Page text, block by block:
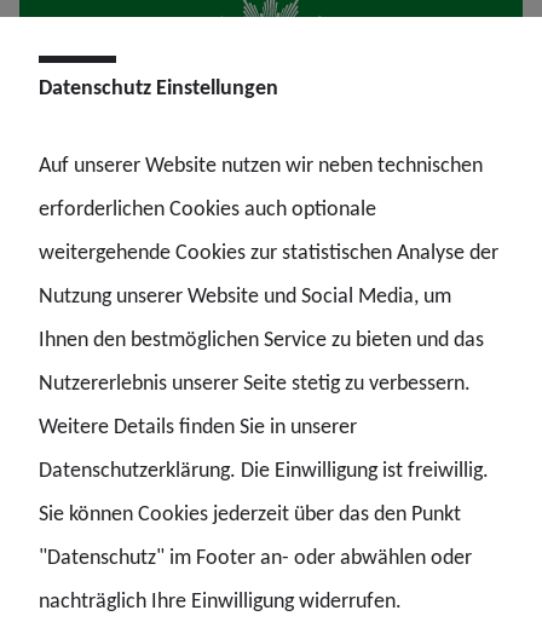
CSAM umfasst Inhalte, die sexuellen Missbrauch von
Kindern darstellen. GdP-Vize Alexander Poitz erklärt:
„Ohne eine rechtlich gesicherte Grundlage für die
Erkennung von CSAM droht ein Bruch im bestehenden
Monitoring-System – das darf nicht passieren.“ Die GdP
betont, dass die Polizei befähigt werden muss, solche
Inhalte zu erkennen, Täterinnen und Täter zu
identifizieren und Opfer zu schützen. Die freiwillige
Meldung durch Online-Dienste sei keine Chatkontrolle,
sondern zentrale Unterstützung unserer Polizeiarbeit.
Ohne die rechtlich gesicherte Ausnahmeregelung droht
Datenschutz Einstellungen
Auf unserer Website nutzen wir neben technischen
erforderlichen Cookies auch optionale
weitergehende Cookies zur statistischen Analyse der
Nutzung unserer Website und Social Media, um
Ihnen den bestmöglichen Service zu bieten und das
Nutzererlebnis unserer Seite stetig zu verbessern.
Weitere Details finden Sie in unserer
Datenschutzerklärung. Die Einwilligung ist freiwillig.
Sie können Cookies jederzeit über das den Punkt
"Datenschutz" im Footer an- oder abwählen oder
nachträglich Ihre Einwilligung widerrufen.